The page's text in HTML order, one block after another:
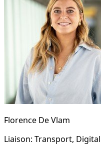
Florence De Vlam
Liaison: Transport,